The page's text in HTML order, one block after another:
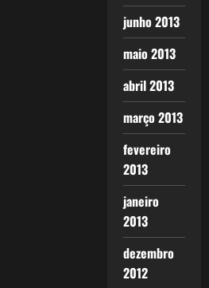
junho 2013
maio 2013
abril 2013
março 2013
fevereiro
2013
janeiro
2013
dezembro
2012